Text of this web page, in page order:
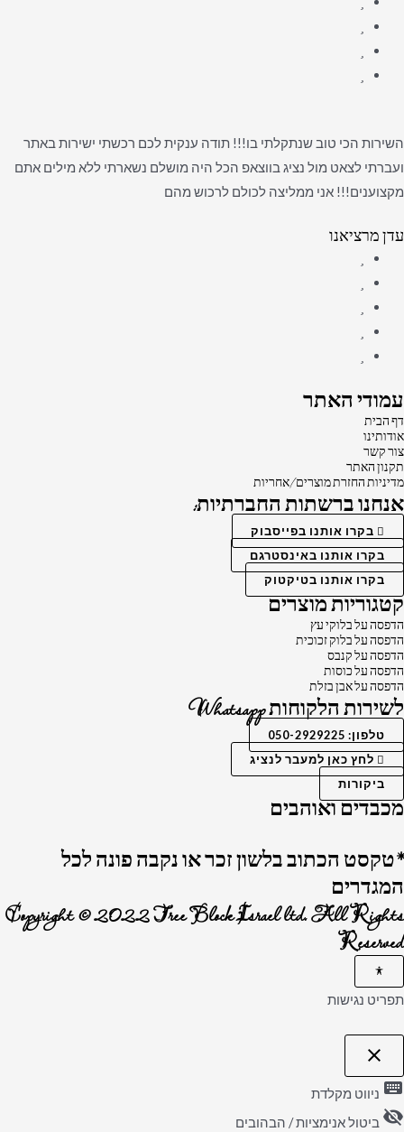
השירות הכי טוב שנתקלתי בו!!! תודה ענקית לכם רכשתי ישירות באתר
ועברתי לצאט מול נציג בווצאפ הכל היה מושלם נשארתי ללא מילים אתם
מקצוענים!!! אני ממליצה לכולם לרכוש מהם
עדן מרציאנו
עמודי האתר
דף הבית
אודותינו
צור קשר
תקנון האתר
מדיניות החזרת מוצרים/אחריות
אנחנו ברשתות החברתיות:
בקרו אותנו בפייסבוק
בקרו אותנו באינסטרגם
בקרו אותנו בטיקטוק
קטגוריות מוצרים
הדפסה על בלוקי עץ
הדפסה על בלוק זכוכית
הדפסה על קנבס
הדפסה על כוסות
הדפסה על אבן בזלת
לשירות הלקוחות Whatsapp
טלפון: 050-2929225
לחץ כאן למעבר לנציג
ביקורות
מכבדים ואוהבים
*טקסט הכתוב בלשון זכר או נקבה פונה לכל
המגדרים
Copyright © 2022 Tree Block Israel ltd. All Rights
Reserved
תפריט נגישות
close
פתיחה וסגירה של תפריט הנגישות
keyboard ניווט מקלדת
visibility_off ביטול אנימציות / הבהובים